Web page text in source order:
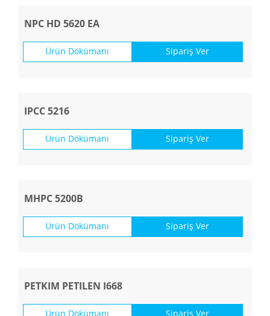
NPC HD 5620 EA
Ürün Dökümanı Sipariş Ver
IPCC 5216
Ürün Dökümanı Sipariş Ver
MHPC 5200B
Ürün Dökümanı Sipariş Ver
PETKIM PETILEN I668
Ürün Dökümanı Sipariş Ver